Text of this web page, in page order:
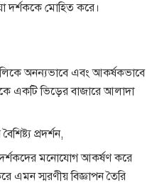
মোহিত করে।
অনন্যভাবে এবং আকর্ষকভাবে
একটি ভিড়ের বাজারে আলাদা
প্রদর্শন,
দর্শকদের মনোযোগ আকর্ষণ করে
এমন স্মরণীয় বিজ্ঞাপন তৈরি